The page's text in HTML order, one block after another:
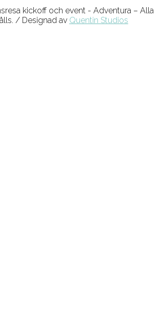
kickoff och event - Adventura – Alla
/ Designad av Quentin Studios